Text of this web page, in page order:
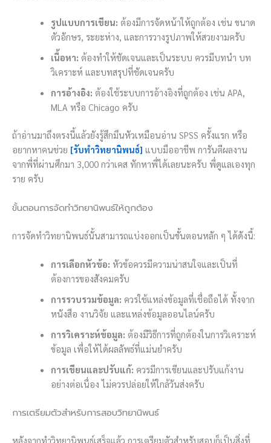
รูปแบบการเขียน: ต้องมีการจัดหน้าให้ถูกต้อง เช่น ขนาด
ตัวอักษร, ระยะห่าง, และการวางรูปภาพให้สวยงามครับ
เนื้อหา: ต้องทำให้ชัดเจนและเป็นระบบ ควรมีบทนำ บท
วิเคราะห์ และบทสรุปที่ชัดเจนครับ
การอ้างอิง: ต้องใช้ระบบการอ้างอิงที่ถูกต้อง เช่น APA,
MLA หรือ Chicago ครับ
ถ้าอ่านมาถึงตรงนี้แล้วยังรู้สึกมึนหัวเหมือนอ่าน SPSS ครั้งแรก หรือ
อยากหาคนช่วย [รับทำวิทยานิพนธ์] แบบมืออาชีพ การันตีผลงาน
จากพี่ที่ผ่านศึกมา 3,000 กว่าเคส ทักหาพี่ได้เลยนะครับ พี่ดูแลเองทุก
ราย ครับ
ขั้นตอนการจัดทำวิทยานิพนธ์ให้ถูกต้อง
การจัดทำวิทยานิพนธ์นั้นสามารถแบ่งออกเป็นขั้นตอนหลัก ๆ ได้ดังนี้:
การเลือกหัวข้อ: หัวข้อควรมีความน่าสนใจและเป็นที่
ต้องการของสังคมครับ
การรวบรวมข้อมูล: ควรใช้แหล่งข้อมูลที่เชื่อถือได้ ทั้งจาก
หนังสือ งานวิจัย และแหล่งข้อมูลออนไลน์ครับ
การวิเคราะห์ข้อมูล: ต้องมีวิธีการที่ถูกต้องในการวิเคราะห์
ข้อมูล เพื่อให้ได้ผลลัพธ์ที่แม่นยำครับ
การเขียนและปรับแก้: ควรมีการเขียนและปรับแก้งาน
อย่างต่อเนื่อง ไม่ควรปล่อยให้ใกล้วันส่งครับ
การเตรียมตัวสำหรับการสอบวิทยานิพนธ์
หลังจากทำวิทยานิพนธ์เสร็จแล้ว การเตรียมตัวสำหรับสอบก็เป็นสิ่งที่